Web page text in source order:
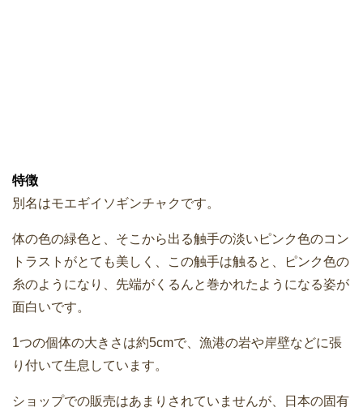
特徴
別名はモエギイソギンチャクです。
体の色の緑色と、そこから出る触手の淡いピンク色のコン
トラストがとても美しく、この触手は触ると、ピンク色の
糸のようになり、先端がくるんと巻かれたようになる姿が
面白いです。
1つの個体の大きさは約5cmで、漁港の岩や岸壁などに張
り付いて生息しています。
ショップでの販売はあまりされていませんが、日本の固有